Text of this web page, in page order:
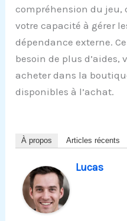
compréhension du jeu,
votre capacité à gérer
dépendance externe.
besoin de plus d’aides,
acheter dans la
disponibles à l’achat.
À propos Articles récents
Lucas